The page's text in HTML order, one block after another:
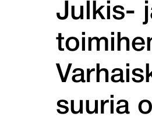
Julkis-
suuria